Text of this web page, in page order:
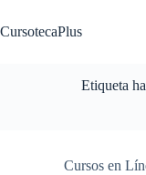
al
contenido
CursotecaPlus
Etiqueta
Cursos en